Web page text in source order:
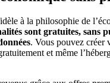
à la philosophie de
sont gratuites, sans
. Vous pouvez créer
et même